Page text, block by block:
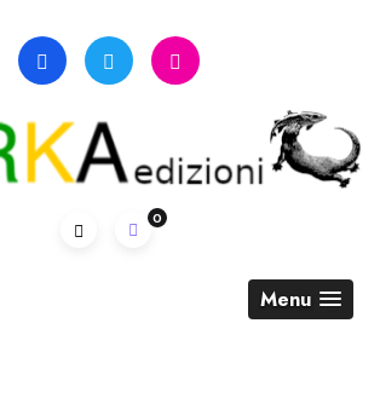
0
Menu